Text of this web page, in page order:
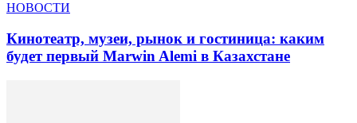
НОВОСТИ
Кинотеатр, музеи, рынок и гостиница: каким
будет первый Marwin Alemi в Казахстане